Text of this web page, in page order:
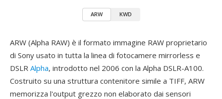
ARW KWD
ARW (Alpha RAW) è il formato immagine RAW proprietario
di Sony usato in tutta la linea di fotocamere mirrorless e
DSLR Alpha, introdotto nel 2006 con la Alpha DSLR-A100.
Costruito su una struttura contenitore simile a TIFF, ARW
memorizza l'output grezzo non elaborato dai sensori